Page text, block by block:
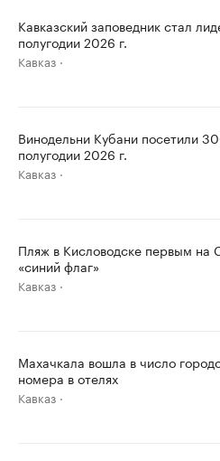
Кавказский заповедник стал
полугодии 2026 г.
Кавказ
Винодельни Кубани посетили
полугодии 2026 г.
Кавказ
Пляж в Кисловодске первым на
«синий флаг»
Кавказ
Махачкала вошла в число
номера в отелях
Кавказ